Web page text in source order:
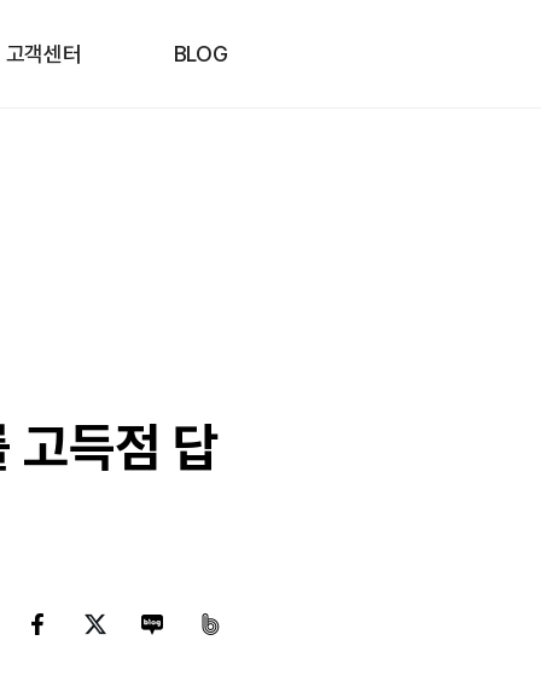
고객센터 BLOG
득점 답